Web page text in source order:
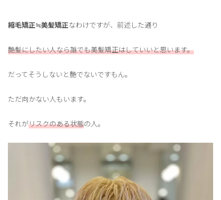
縮毛矯正≒美髪矯正なわけですが、前述した通り
艶髪にしたい人なら誰でも美髪矯正はしていいと思います。
だってそうしないと艶でないですもん。
ただ向かない人もいます。
それがリスクのある状態の人。